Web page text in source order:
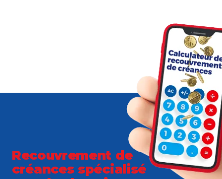
Recouvrement de
créances spécialisé